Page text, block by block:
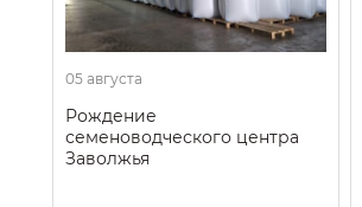
05 августа
Рождение
семеноводческого центра
Заволжья